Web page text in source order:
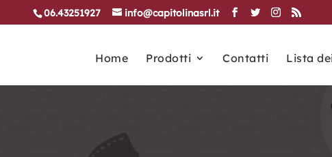
06.43251927 info@capitolinasrl.it
Home Prodotti Contatti Lista